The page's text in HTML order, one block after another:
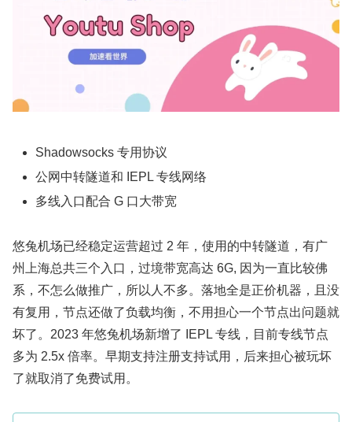
Shadowsocks 专用协议
公网中转隧道和 IEPL 专线网络
多线入口配合 G 口大带宽
悠兔机场已经稳定运营超过 2 年，使用的中转隧道，有广
州上海总共三个入口，过境带宽高达 6G, 因为一直比较佛
系，不怎么做推广，所以人不多。落地全是正价机器，且没
有复用，节点还做了负载均衡，不用担心一个节点出问题就
坏了。2023 年悠兔机场新增了 IEPL 专线，目前专线节点
多为 2.5x 倍率。早期支持注册支持试用，后来担心被玩坏
了就取消了免费试用。